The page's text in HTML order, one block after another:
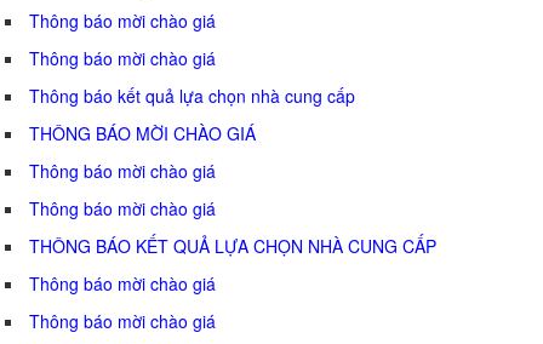
Thông báo mời chào giá
Thông báo mời chào giá
Thông báo kết quả lựa chọn nhà cung cấp
THÔNG BÁO MỜI CHÀO GIÁ
Thông báo mời chào giá
Thông báo mời chào giá
THÔNG BÁO KẾT QUẢ LỰA CHỌN NHÀ CUNG CẤP
Thông báo mời chào giá
Thông báo mời chào giá